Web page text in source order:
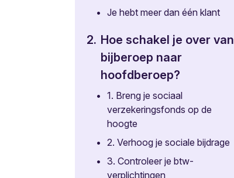
•
Je hebt meer dan één klant
2. Hoe schakel je over van
bijberoep naar
hoofdberoep?
•
1. Breng je sociaal
verzekeringsfonds op de
hoogte
•
2. Verhoog je sociale bijdrage
•
3. Controleer je btw-
verplichtingen